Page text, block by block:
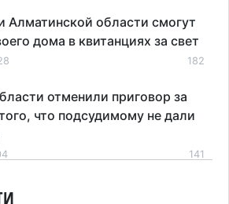
области смогут
дома в квитанциях за свет
182
отменили приговор за
что подсудимому не дали
141
подорожал: в